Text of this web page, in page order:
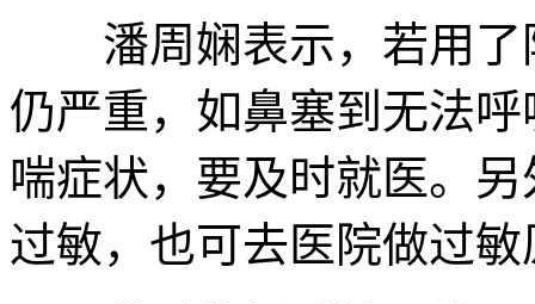
潘周娴表示，若用了
仍严重，如鼻塞到无法
喘症状，要及时就医。
过敏，也可去医院做过